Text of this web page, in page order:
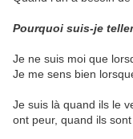
Pourquoi suis-je
Je ne suis moi que
Je me sens bien
Je suis là quand ils le
ont peur, quand ils